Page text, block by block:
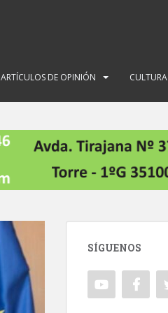
ARTÍCULOS DE OPINIÓN CULTURA
SÍGUENOS